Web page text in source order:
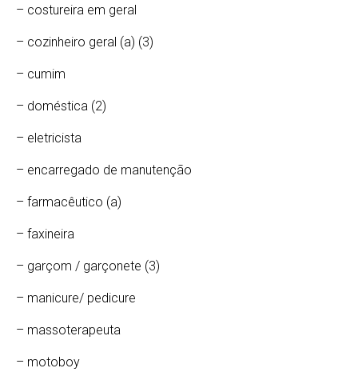
– costureira em geral
– cozinheiro geral (a) (3)
– cumim
– doméstica (2)
– eletricista
– encarregado de manutenção
– farmacêutico (a)
– faxineira
– garçom / garçonete (3)
– manicure/ pedicure
– massoterapeuta
– motoboy